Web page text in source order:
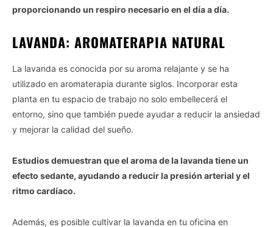
proporcionando un respiro necesario en el día a día.
LAVANDA: AROMATERAPIA NATURAL
La lavanda es conocida por su aroma relajante y se ha
utilizado en aromaterapia durante siglos. Incorporar esta
planta en tu espacio de trabajo no solo embellecerá el
entorno, sino que también puede ayudar a reducir la ansiedad
y mejorar la calidad del sueño.
Estudios demuestran que el aroma de la lavanda tiene un
efecto sedante, ayudando a reducir la presión arterial y el
ritmo cardíaco.
Además, es posible cultivar la lavanda en tu oficina en